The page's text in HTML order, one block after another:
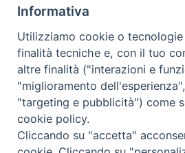
Curia Piombino:
Via Don Minzoni,58/A Tel e Fax:
E-mail:
Informativa
Utilizziamo cookie o
finalità tecniche e, con il tuo
altre finalità ("interazioni e
"miglioramento
"targeting e pubblicità") come
cookie policy.
Cliccando su "accetta"